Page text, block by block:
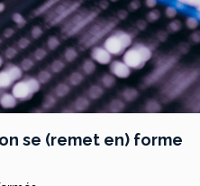
se (remet en) forme